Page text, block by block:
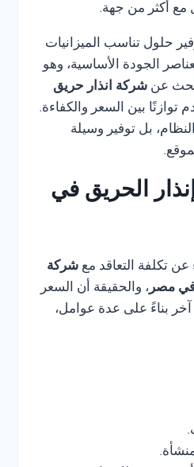
مع أكثر من جهة.
حلول تناسب الميزانيات
الجودة الأساسية، وهو
عن شركة انذار حريق
توازنًا بين السعر والكفاءة.
بل توفير وسيلة
الحريق في
عن تكلفة التعاقد مع شركة
في مصر، والحقيقة أن السعر
بناءً على عدة عوامل،